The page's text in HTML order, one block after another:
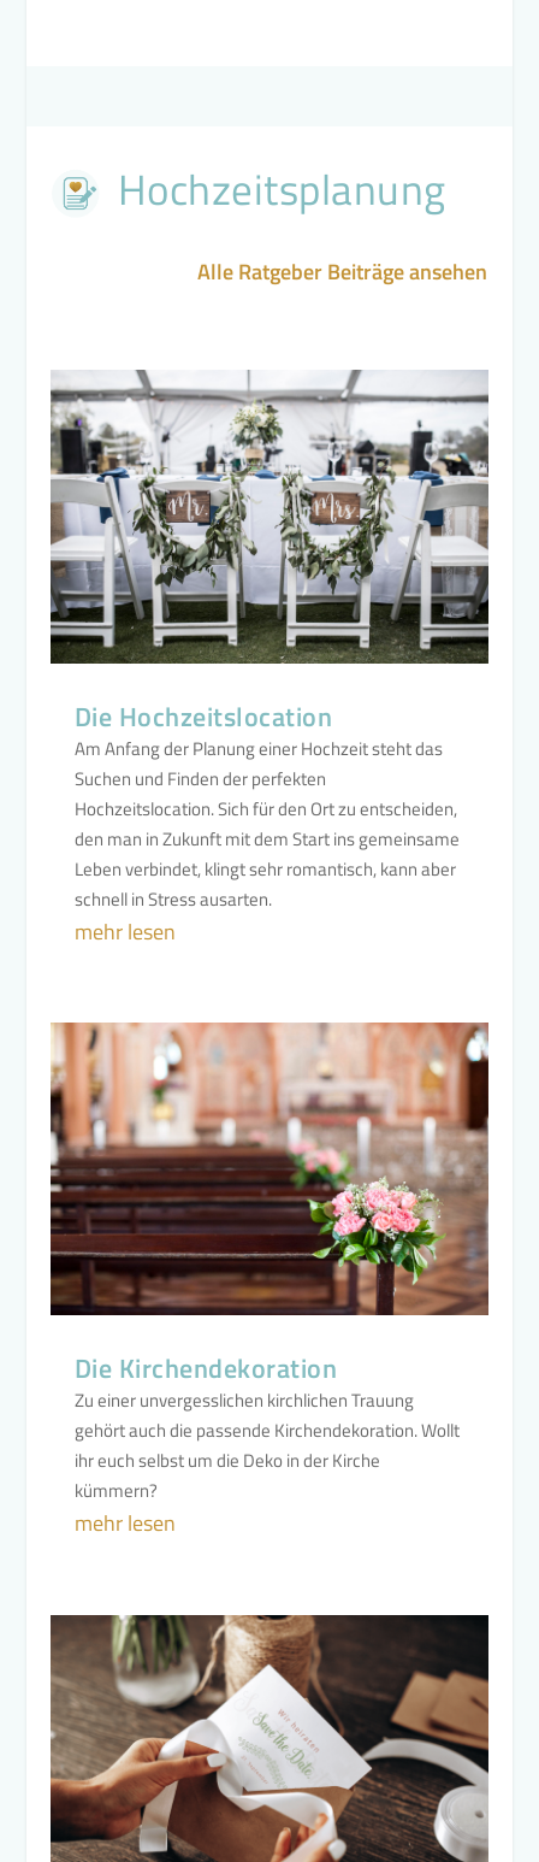
Hochzeitsplanung
Alle Ratgeber Beiträge ansehen
Die Hochzeitslocation
Am Anfang der Planung einer Hochzeit steht das
Suchen und Finden der perfekten
Hochzeitslocation. Sich für den Ort zu entscheiden,
den man in Zukunft mit dem Start ins gemeinsame
Leben verbindet, klingt sehr romantisch, kann aber
schnell in Stress ausarten.
mehr lesen
Die Kirchendekoration
Zu einer unvergesslichen kirchlichen Trauung
gehört auch die passende Kirchendekoration. Wollt
ihr euch selbst um die Deko in der Kirche
kümmern?
mehr lesen